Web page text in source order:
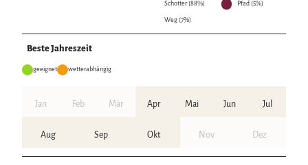
Schotter (88%) Pfad (5%)
Weg (7%)
Beste Jahreszeit
geeignet wetterabhängig
Jan Feb Mär Apr Mai Jun Jul
Aug Sep Okt Nov Dez